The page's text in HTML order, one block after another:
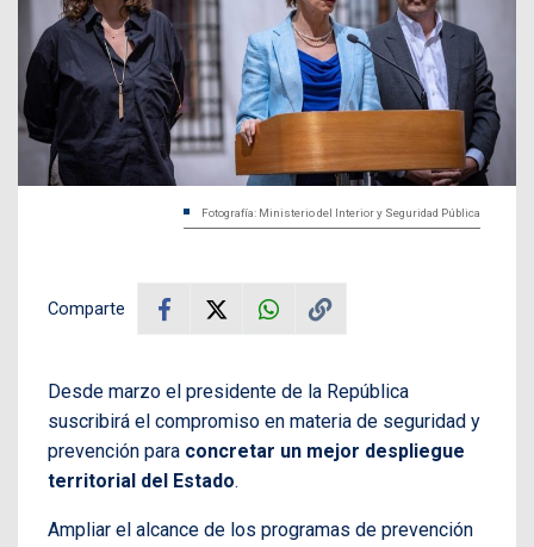
Fotografía: Ministerio del Interior y Seguridad Pública
Comparte
Desde marzo el presidente de la República
suscribirá el compromiso en materia de seguridad y
prevención para concretar un mejor despliegue
territorial del Estado.
Ampliar el alcance de los programas de prevención